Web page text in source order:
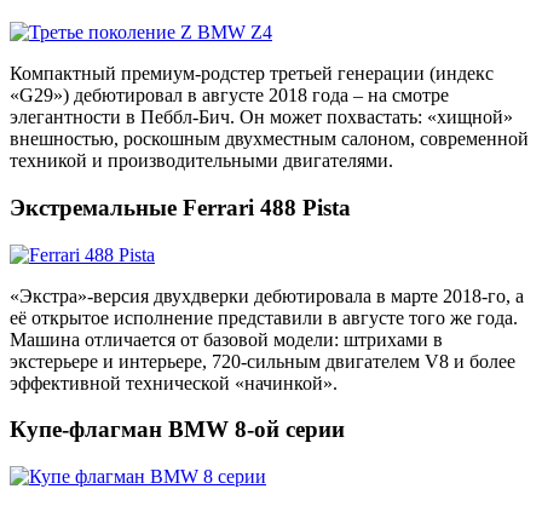
Компактный премиум-родстер третьей генерации (индекс
«G29») дебютировал в августе 2018 года – на смотре
элегантности в Пеббл-Бич. Он может похвастать: «хищной»
внешностью, роскошным двухместным салоном, современной
техникой и производительными двигателями.
Экстремальные Ferrari 488 Pista
«Экстра»-версия двухдверки дебютировала в марте 2018-го, а
её открытое исполнение представили в августе того же года.
Машина отличается от базовой модели: штрихами в
экстерьере и интерьере, 720-сильным двигателем V8 и более
эффективной технической «начинкой».
Купе-флагман BMW 8-ой серии